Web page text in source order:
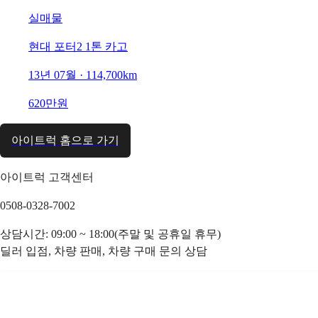
실매물
현대 포터2 1톤 카고
13년 07월 · 114,700km
620만원
아이트럭 홈으로 가기
아이트럭 고객센터
0508-0328-7002
상담시간: 09:00 ~ 18:00(주말 및 공휴일 휴무)
딜러 입점, 차량 판매, 차량 구매 문의 상담